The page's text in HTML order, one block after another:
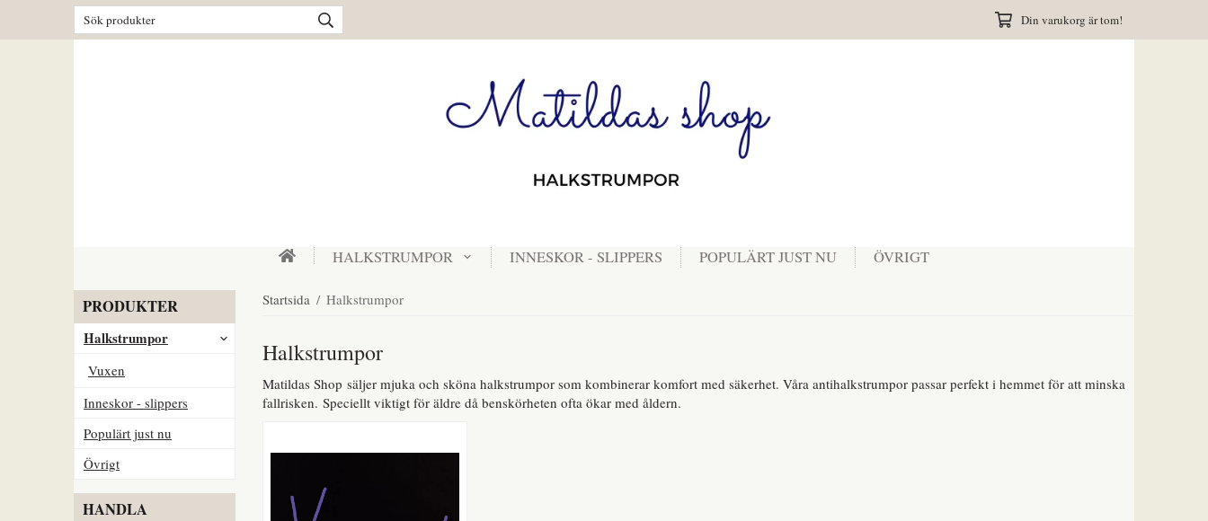
Din varukorg är tom!
HALKSTRUMPOR INNESKOR - SLIPPERS POPULÄRT JUST NU ÖVRIGT
PRODUKTER
Halkstrumpor
Vuxen
Inneskor - slippers
Populärt just nu
Övrigt
HANDLA
Startsida / Halkstrumpor
Halkstrumpor
Matildas Shop säljer mjuka och sköna halkstrumpor som kombinerar komfort med säkerhet. Våra antihalkstrumpor passar perfekt i hemmet för att minska
fallrisken. Speciellt viktigt för äldre då benskörheten ofta ökar med åldern.